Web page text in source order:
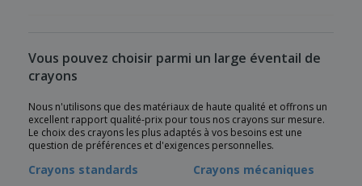
Vous pouvez choisir parmi un large éventail de
crayons
Nous n'utilisons que des matériaux de haute qualité et offrons un
excellent rapport qualité-prix pour tous nos crayons sur mesure.
Le choix des crayons les plus adaptés à vos besoins est une
question de préférences et d'exigences personnelles.
Crayons standards Crayons mécaniques